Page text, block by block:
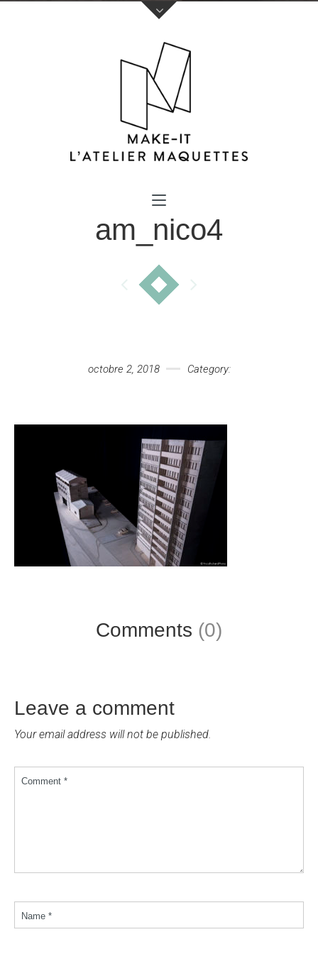
Votre nom (obligatoire)
Votre e-mail (obligatoire)am_nico4
octobre 2, 2018 Category:
Comments (0)
Leave a comment
Your email address will not be published.
Comment *
Name *